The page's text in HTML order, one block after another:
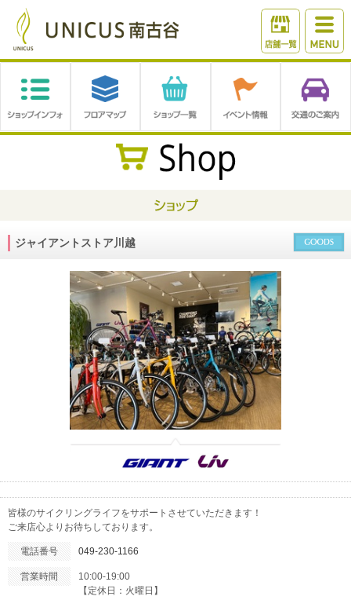
ジャイアントストア川越
皆様のサイクリングライフをサポートさせていただきます！
ご来店心よりお待ちしております。
電話番号 049-230-1166
営業時間
10:00-19:00
【定休日：火曜日】